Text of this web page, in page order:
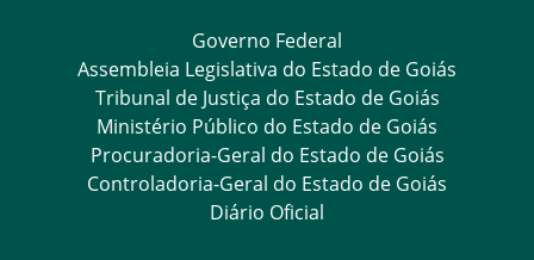
Governo Federal
Assembleia Legislativa do Estado de Goiás
Tribunal de Justiça do Estado de Goiás
Ministério Público do Estado de Goiás
Procuradoria-Geral do Estado de Goiás
Controladoria-Geral do Estado de Goiás
Diário Oficial